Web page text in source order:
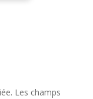
Les champs